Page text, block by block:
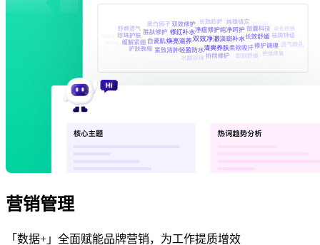
营销管理
「数据+」全面赋能品牌营销，为工作提质增效